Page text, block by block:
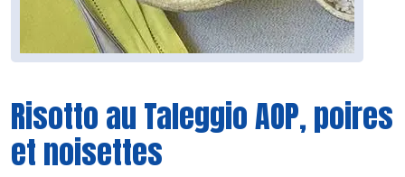
Risotto au Taleggio AOP, poires
et noisettes